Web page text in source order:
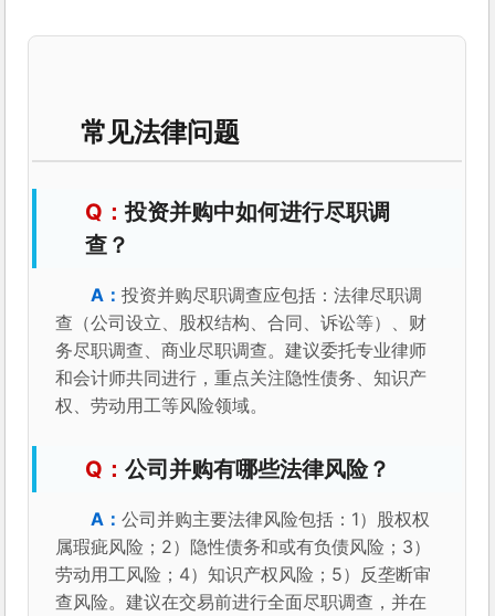
常见法律问题
投资并购中如何进行尽职调
查？
投资并购尽职调查应包括：法律尽职调
查（公司设立、股权结构、合同、诉讼等）、财
务尽职调查、商业尽职调查。建议委托专业律师
和会计师共同进行，重点关注隐性债务、知识产
权、劳动用工等风险领域。
公司并购有哪些法律风险？
公司并购主要法律风险包括：1）股权权
属瑕疵风险；2）隐性债务和或有负债风险；3）
劳动用工风险；4）知识产权风险；5）反垄断审
查风险。建议在交易前进行全面尽职调查，并在